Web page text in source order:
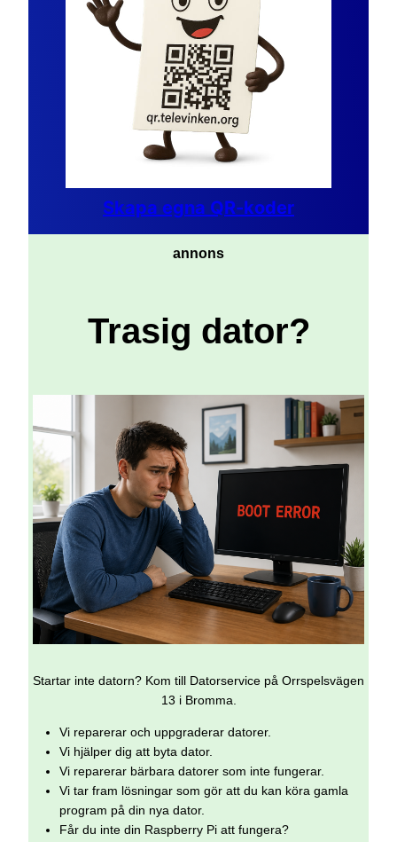
Skapa egna QR-koder
annons
Trasig dator?
Startar inte datorn? Kom till Datorservice på Orrspelsvägen
13 i Bromma.
Vi reparerar och uppgraderar datorer.
Vi hjälper dig att byta dator.
Vi reparerar bärbara datorer som inte fungerar.
Vi tar fram lösningar som gör att du kan köra gamla
program på din nya dator.
Får du inte din Raspberry Pi att fungera?